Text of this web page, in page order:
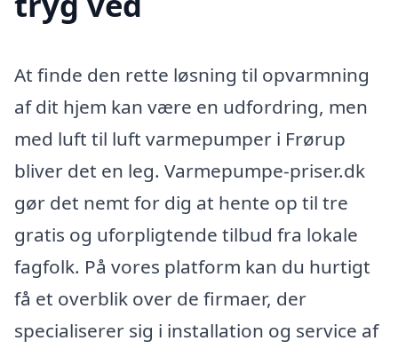
At finde den rette løsning til opvarmning
af dit hjem kan være en udfordring, men
med luft til luft varmepumper i Frørup
bliver det en leg. Varmepumpe-priser.dk
gør det nemt for dig at hente op til tre
gratis og uforpligtende tilbud fra lokale
fagfolk. På vores platform kan du hurtigt
få et overblik over de firmaer, der
specialiserer sig i installation og service af